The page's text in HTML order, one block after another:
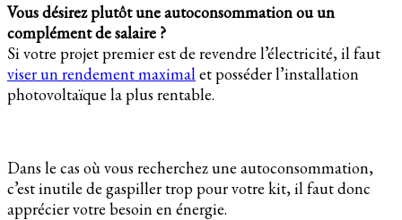
Vous désirez plutôt une autoconsommation ou un
complément de salaire ?
Si votre projet premier est de revendre l’électricité, il faut
viser un rendement maximalet posséder l’installation
photovoltaïque la plus rentable.
Dans le cas où vous recherchez une autoconsommation,
c’est inutile de gaspiller trop pour votre kit, il faut donc
apprécier votre besoin en énergie.